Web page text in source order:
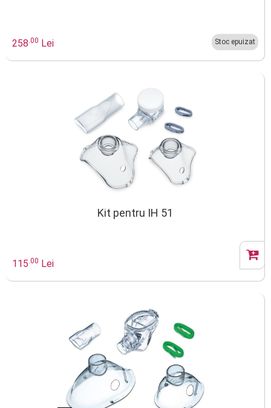
258.00 Lei Stoc epuizat
Kit pentru IH 51
115.00 Lei